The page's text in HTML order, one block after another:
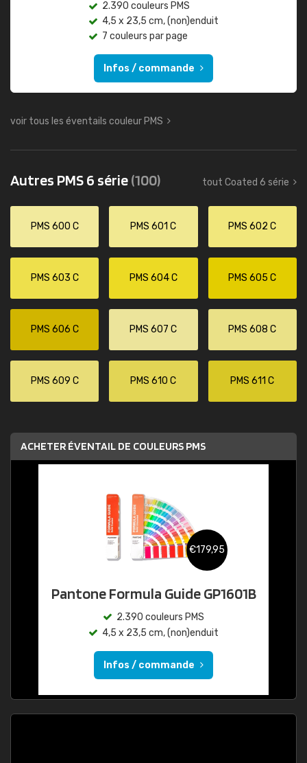
2.390 couleurs PMS
4,5 x 23,5 cm, (non)enduit
7 couleurs par page
Infos / commande
voir tous les éventails couleur PMS
Autres PMS 6 série(100) tout Coated 6 série
PMS 600 C PMS 601 C PMS 602 C
PMS 603 C PMS 604 C PMS 605 C
PMS 606 C PMS 607 C PMS 608 C
PMS 609 C PMS 610 C PMS 611 C
ACHETER ÉVENTAIL DE COULEURS PMS
€179,95
Pantone Formula Guide GP1601B
2.390 couleurs PMS
4,5 x 23,5 cm, (non)enduit
Infos / commande